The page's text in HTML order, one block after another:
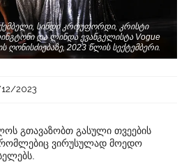
სინდი კროუფორდი, კრისტი
და ლინდა ევანგელისტა Vogue
ღონისძიებაზე, 2023 წლის სექტემბერი.
2023
გთავაზობთ გასული თვეების
რომლებიც ვირუსულად მოედო